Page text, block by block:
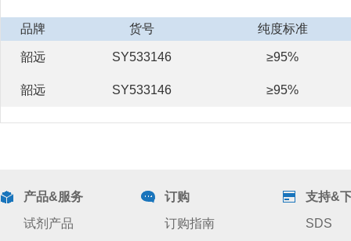
品牌 货号 纯度标准
韶远 SY533146 ≥95%
韶远 SY533146 ≥95%
产品&服务
试剂产品
订购
订购指南
支持&
SDS